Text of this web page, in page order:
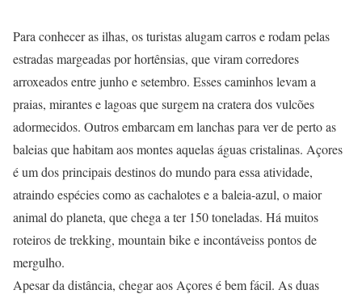
Para conhecer as ilhas, os turistas alugam carros e rodam pelas
estradas margeadas por hortênsias, que viram corredores
arroxeados entre junho e setembro. Esses caminhos levam a
praias, mirantes e lagoas que surgem na cratera dos vulcões
adormecidos. Outros embarcam em lanchas para ver de perto as
baleias que habitam aos montes aquelas águas cristalinas. Açores
é um dos principais destinos do mundo para essa atividade,
atraindo espécies como as cachalotes e a baleia-azul, o maior
animal do planeta, que chega a ter 150 toneladas. Há muitos
roteiros de trekking, mountain bike e incontáveiss pontos de
mergulho.
Apesar da distância, chegar aos Açores é bem fácil. As duas